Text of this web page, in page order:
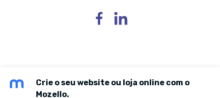
Crie o seu website ou loja online com o
Mozello.